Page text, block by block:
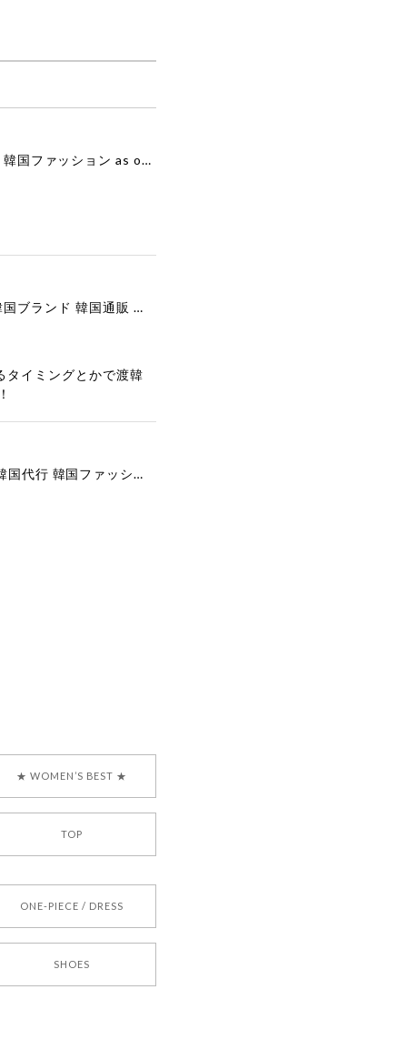
[as”on] BONITA MINI BAG / BLACK 正規品 韓国ブランド 韓国通販 韓国代行 韓国ファッション as on ason エズオン アズオン
[COOR][WOMEN] Faux Suede Three-Button Blazer (Dark Brown) 正規品 韓国ブランド 韓国通販 韓国代行 韓国ファッション クール クーア クアー 日本 店舗
タイミングとかで渡韓
[COYSEIO] COY BUMBLE SNEAKERS GREY 正規品 韓国ブランド 韓国通販 韓国代行 韓国ファッション コイセイオ 日本 店舗
[TENSE DANCE] Wool stripe backpack_black 正規品 韓国ブランド 韓国通販 韓国代行 韓国ファッション 日本 テンスダンス
★ WOMEN’S BEST ★
TOP
ONE-PIECE / DRESS
SHOES